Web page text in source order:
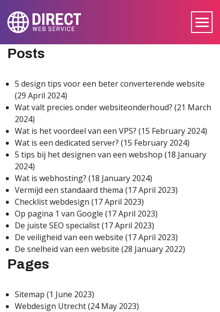
Posts
5 design tips voor een beter converterende website
(29 April 2024)
Wat valt precies onder websiteonderhoud? (21 March
2024)
Wat is het voordeel van een VPS? (15 February 2024)
Wat is een dedicated server? (15 February 2024)
5 tips bij het designen van een webshop (18 January
2024)
Wat is webhosting? (18 January 2024)
Vermijd een standaard thema (17 April 2023)
Checklist webdesign (17 April 2023)
Op pagina 1 van Google (17 April 2023)
De juiste SEO specialist(17 April 2023)
De veiligheid van een website (17 April 2023)
De snelheid van een website (28 January 2022)
Pages
Sitemap (1 June 2023)
Webdesign Utrecht(24 May 2023)